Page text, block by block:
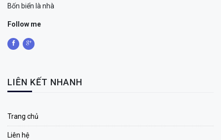
Bốn biển là nhà
Follow me
LIÊN KẾT NHANH
Trang chủ
Liên hệ